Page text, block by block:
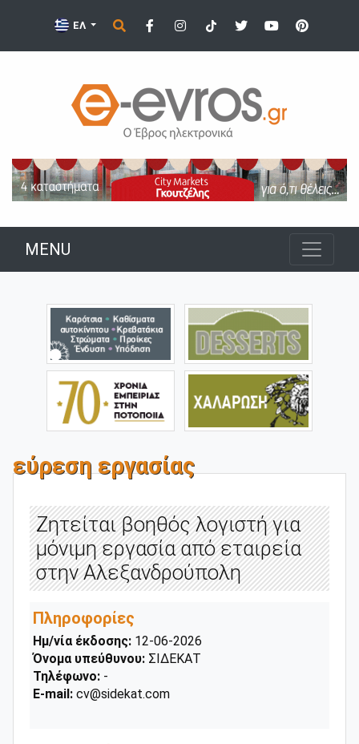
ΕΛ
MENU
εύρεση εργασίας
Ζητείται βοηθός λογιστή για
μόνιμη εργασία από εταιρεία
στην Αλεξανδρούπολη
Πληροφορίες
Ημ/νία έκδοσης: 12-06-2026
Όνομα υπεύθυνου: ΣΙΔΕΚΑΤ
Τηλέφωνο: -
E-mail: cv@sidekat.com